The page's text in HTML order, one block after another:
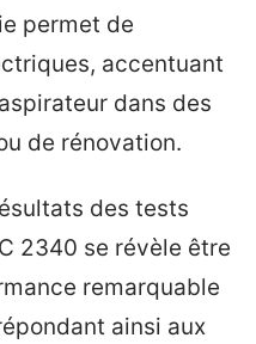
permet de
accentuant
dans des
de rénovation.
des tests
2340 se révèle être
remarquable
ainsi aux